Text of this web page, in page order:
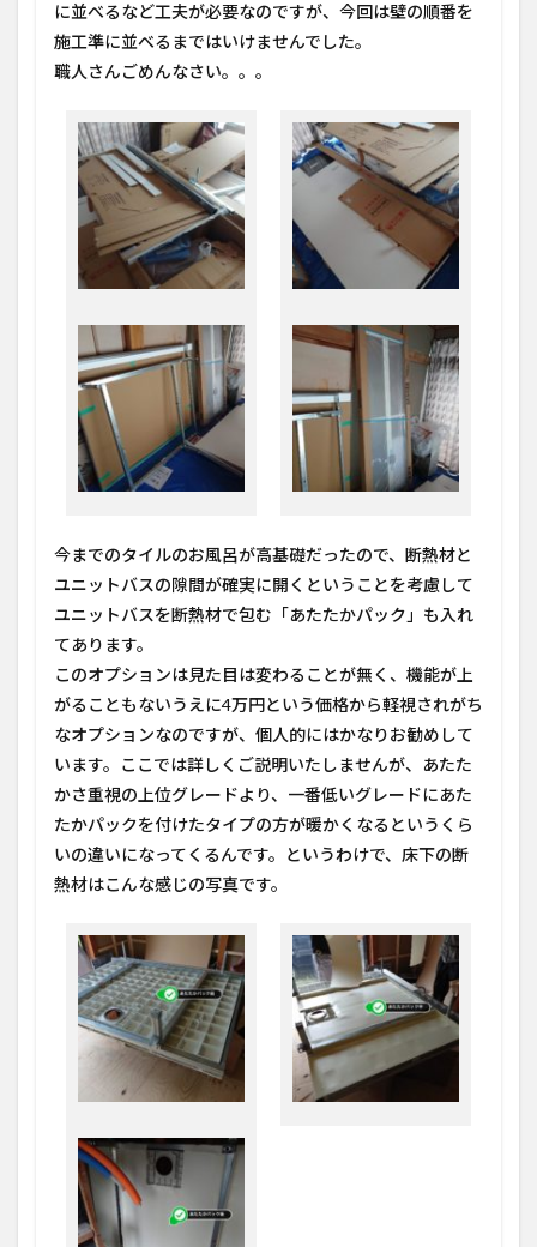
に並べるなど工夫が必要なのですが、今回は壁の順番を
施工準に並べるまではいけませんでした。
職人さんごめんなさい。。。
今までのタイルのお風呂が高基礎だったので、断熱材と
ユニットバスの隙間が確実に開くということを考慮して
ユニットバスを断熱材で包む「あたたかパック」も入れ
てあります。
このオプションは見た目は変わることが無く、機能が上
がることもないうえに4万円という価格から軽視されがち
なオプションなのですが、個人的にはかなりお勧めして
います。ここでは詳しくご説明いたしませんが、あたた
かさ重視の上位グレードより、一番低いグレードにあた
たかパックを付けたタイプの方が暖かくなるというくら
いの違いになってくるんです。というわけで、床下の断
熱材はこんな感じの写真です。